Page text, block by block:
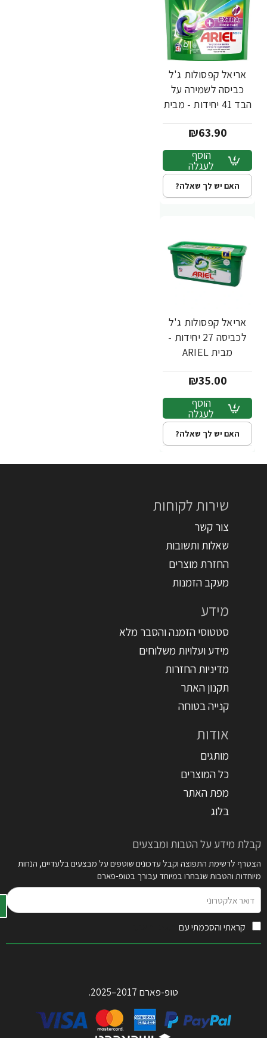
אריאל קפסולות ג'ל
כביסה לשמירה על
הבד 41 יחידות - מבית
₪63.90
הוסף
לעגלה
האם יש לך שאלה?
אריאל קפסולות ג'ל
לכביסה 27 יחידות -
מבית ARIEL
₪35.00
הוסף
לעגלה
האם יש לך שאלה?
שירות לקוחות
צור קשר
שאלות ותשובות
החזרת מוצרים
מעקב הזמנות
מידע
סטטוסי הזמנה והסבר מלא
מידע ועלויות משלוחים
מדיניות החזרות
תקנון האתר
קנייה בטוחה
אודות
מותגים
כל המוצרים
מפת האתר
בלוג
קבלת מידע על הטבות ומבצעים
הצטרף לרשימת התפוצה וקבל עדכונים שוטפים על מבצעים בלעדיים, הנחות
מיוחדות והטבות שנבחרו במיוחד עבורך בטופ-פארם
אלקטרוני
קראתי והסכמתי עם
טופ-פארם 2017–2025.